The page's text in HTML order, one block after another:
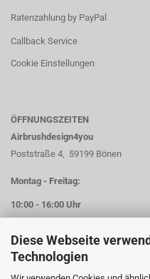
Diese Webseite
Technologien
Ratenzahlung by PayPal
Callback Service
Cookie Einstellungen
ÖFFNUNGSZEITEN
Airbrushdesign4you
Poststraße 4, 59199 Bönen
Montag - Freitag:
10:00 - 16:00 Uhr
Samstag:
von 10:00 - 13:00 Uhr